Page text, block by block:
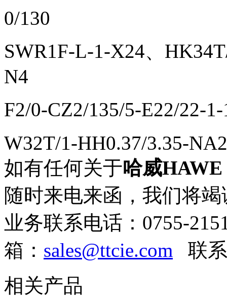
0/130
SWR1F-L-1-X24、
N4
F2/0-CZ2/135/5-E22/22-
W32T/1-HH0.37/3.35-
如有任何关于哈威
随时来电来函，我们将
业务联系电话：0755-
箱： sales@ttcie.com 联
相关产品